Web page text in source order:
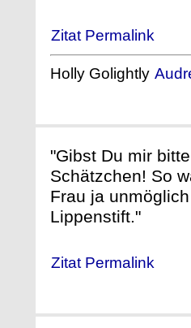
Zitat Permalink
Holly Golightly
"Gibst Du mir
Schätzchen! So
Frau ja
Lippenstift."
Zitat Permalink